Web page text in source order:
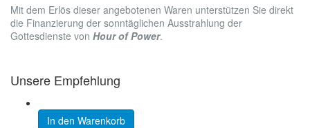
Mit dem Erlös dieser angebotenen Waren unterstützen Sie direkt
die Finanzierung der sonntäglichen Ausstrahlung der
Gottesdienste von Hour of Power.
Unsere Empfehlung
In den Warenkorb